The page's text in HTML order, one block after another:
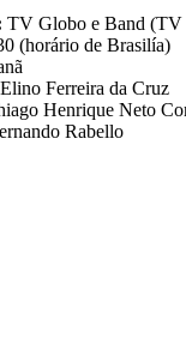
TV Globo e Band (TV
(horário de Brasilía)
Ferreira da Cruz
Henrique Neto
Rabello